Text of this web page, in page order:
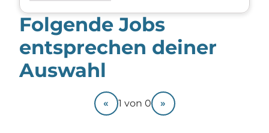
Folgende Jobs
entsprechen deiner
Auswahl
« 1 von 0 »